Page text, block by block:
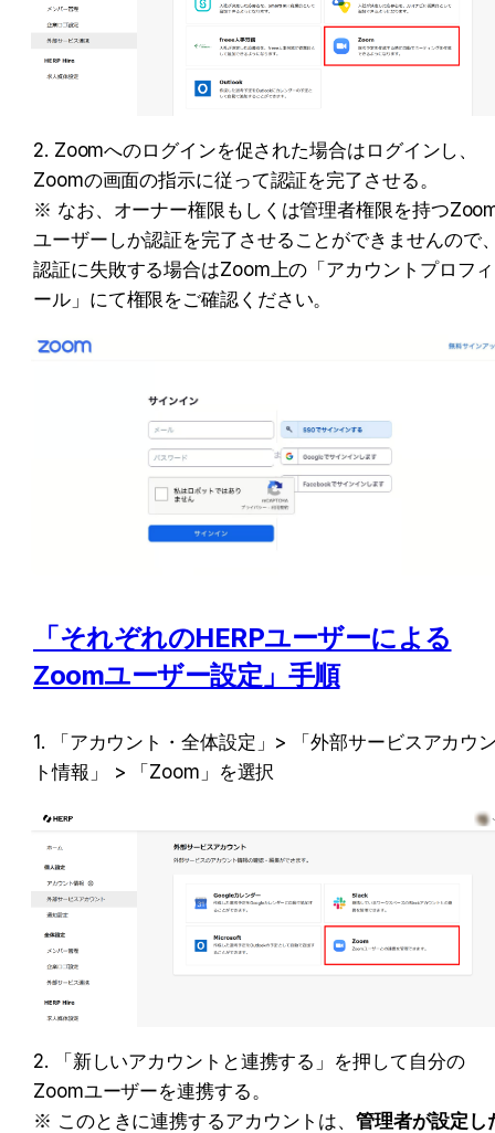
2. Zoomへのログインを促された場合はログインし、
Zoomの画面の指示に従って認証を完了させる。
※ なお、オーナー権限もしくは管理者権限を持つ
ユーザーしか認証を完了させることができませんので
認証に失敗する場合はZoom上の「アカウントプロフィ
ール」にて権限をご確認ください。
「それぞれのHERPユーザーによる
Zoomユーザー設定」手順
1. 「アカウント・全体設定」> 「外部サービスアカウ
ト情報」 > 「Zoom」を選択
2. 「新しいアカウントと連携する」を押して自分の
Zoomユーザーを連携する。
※ このときに連携するアカウントは、管理者が設定し